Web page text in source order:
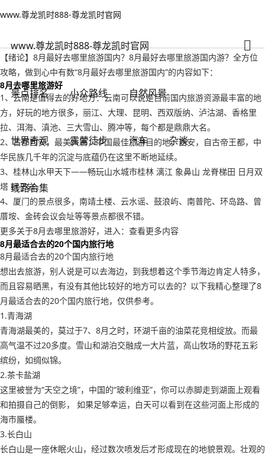
www.尊龙凯时888-尊龙凯时官网
www.尊龙凯时888-尊龙凯时官网
景点排名 小众路线 自然风景
世界奇观 露营徒步 汽车 杂谈
线路合集
www.尊龙凯时888-尊龙凯时官网
8月最好去哪里旅游国内？8月最好去哪里旅游国内游-www.尊龙凯时888
【绪论】8月最好去哪里旅游国内？8月最好去哪里旅游国内游？全方位
攻略，做到心中有数“8月最好去哪里旅游国内”的内容如下：
8月去哪里旅游好
1、云南是值得去的好地方：云南可以说是目前国内旅游资源最丰富的地
方，好玩的地方很多，丽江、大理、昆明、西双版纳、泸沽湖、香格里
拉、洱海、滇池、三大雪山、腾冲等，每个都是鼎鼎大名。
2、古都西安，最美大唐，中国最佳旅游目的地。西安，自古帝王都，中
华民族几千年的沉淀与底蕴仍在这里不断地延续。
3、桂林山水甲天下——畅玩山水城市桂林 漓江 象鼻山 龙脊梯田 日月双
塔 银子岩。
4、厦门的景点很多，南靖土楼、云水谣、鼓浪屿、南普陀、环岛路、曾
厝垵、金砖会议会址等等景点都很不错。
更多关于8月去哪里旅游好，进入：查看更多内容
8月最适合去的20个国内旅行地
8月最适合去的20个国内旅行地
想出去旅游，别人说是可以去海边，到我想着这个季节海边肯定人特多，
而且容易晒黑，有没有其他比较好的地方可以去的？以下我精心整理了8
月最适合去的20个国内旅行地，仅供参考。
1.青海湖
青海湖最美的，莫过于7、8月之时，环湖千亩的油菜花竞相绽放。而最
高气温不过20多度。雪山和湖泊交融成一大片蓝，高山牧场的野花五彩
缤纷，如绸似锦。
2.茶卡盐湖
这里被誉为“天空之境”，中国的“玻利维亚”，你可以赤脚走到湖面上观看
和拍摄自己的倒影， 如果足够幸运，白天可以看到在这些河面上形成的
海市蜃楼。
3.长白山
长白山是一座休眠火山，经过数次喷发后才形成现在的地貌景观。壮观的